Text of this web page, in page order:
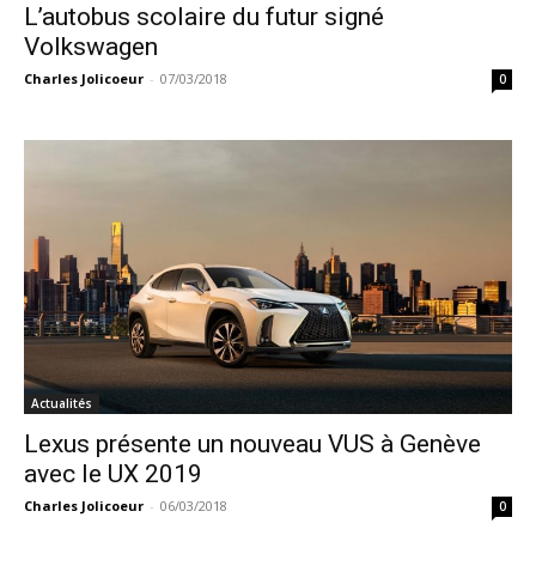
L’autobus scolaire du futur signé
Volkswagen
Charles Jolicoeur - 07/03/2018 0
Actualités
Lexus présente un nouveau VUS à Genève
avec le UX 2019
Charles Jolicoeur - 06/03/2018 0